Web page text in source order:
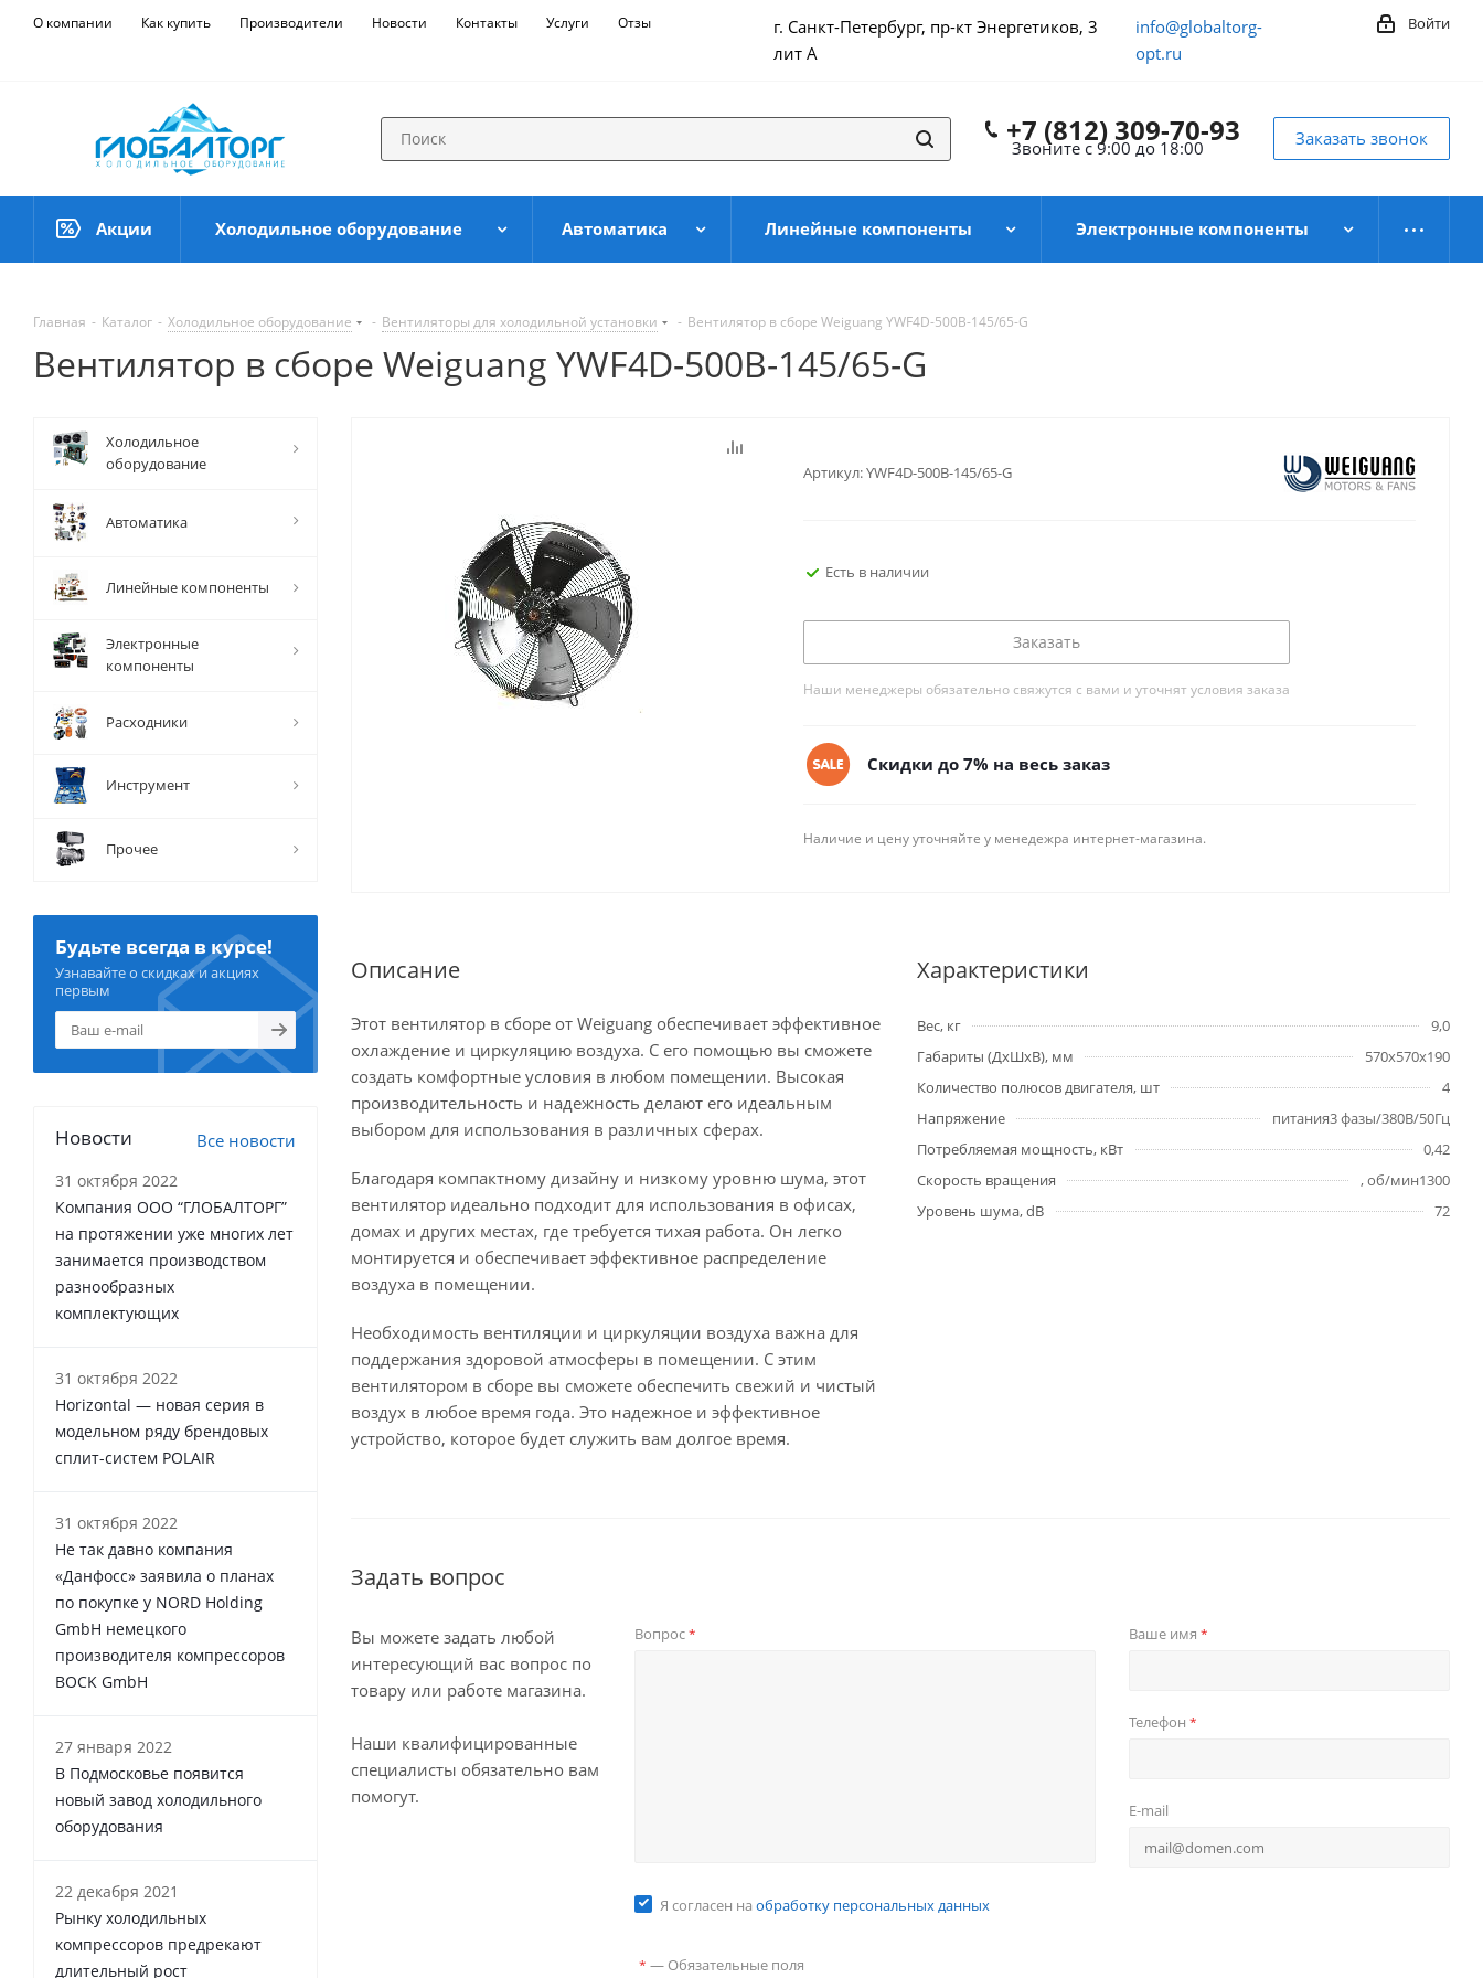
О компании Как купить Производители Новости Контакты Услуги Отзывы Войти
info@globaltorg-
opt.ru
г. Санкт-Петербург, пр-кт Энергетиков, 3
лит А
+7 (812) 309-70-93
Звоните с 9:00 до 18:00 Заказать звонок
Акции Холодильное оборудование Автоматика Линейные компоненты Электронные компоненты
Главная - Каталог - Холодильное оборудование - Вентиляторы для холодильной установки - Вентилятор в сборе Weiguang YWF4D-500B-145/65-G
Вентилятор в сборе Weiguang YWF4D-500B-145/65-G
Артикул:YWF4D-500B-145/65-G
Есть в наличии
Заказать
Наши менеджеры обязательно свяжутся с вами и уточнят условия заказа
Скидки до 7% на весь заказ
Наличие и цену уточняйте у менедежра интернет-магазина.
Описание
Этот вентилятор в сборе от Weiguang обеспечивает эффективное
охлаждение и циркуляцию воздуха. С его помощью вы сможете
создать комфортные условия в любом помещении. Высокая
производительность и надежность делают его идеальным
выбором для использования в различных сферах.
Благодаря компактному дизайну и низкому уровню шума, этот
вентилятор идеально подходит для использования в офисах,
домах и других местах, где требуется тихая работа. Он легко
монтируется и обеспечивает эффективное распределение
воздуха в помещении.
Необходимость вентиляции и циркуляции воздуха важна для
поддержания здоровой атмосферы в помещении. С этим
вентилятором в сборе вы сможете обеспечить свежий и чистый
воздух в любое время года. Это надежное и эффективное
устройство, которое будет служить вам долгое время.
Характеристики
Вес, кг
9,0
Габариты (ДхШхВ), мм
570х570х190
Количество полюсов двигателя, шт
4
Напряжение
питания3 фазы/380В/50Гц
Потребляемая мощность, кВт
0,42
Скорость вращения
, об/мин1300
Уровень шума, dB
72
Задать вопрос
Вы можете задать любой
интересующий вас вопрос по
товару или работе магазина.
Наши квалифицированные
специалисты обязательно вам
помогут.
Вопрос* Ваше имя*
Телефон*
E-mail
Я согласен на обработку персональных данных
* — Обязательные поля
Холодильное
оборудование
Автоматика
Линейные компоненты
Электронные
компоненты
Расходники
Инструмент
Прочее
Будьте всегда в курсе!
Узнавайте о скидках и акциях
первым
Новости Все новости
31 октября 2022
Компания ООО “ГЛОБАЛТОРГ”
на протяжении уже многих лет
занимается производством
разнообразных
комплектующих
31 октября 2022
Horizontal — новая серия в
модельном ряду брендовых
сплит-систем POLAIR
31 октября 2022
Не так давно компания
«Данфосс» заявила о планах
по покупке у NORD Holding
GmbH немецкого
производителя компрессоров
BOCK GmbH
27 января 2022
В Подмосковье появится
новый завод холодильного
оборудования
22 декабря 2021
Рынку холодильных
компрессоров предрекают
длительный рост